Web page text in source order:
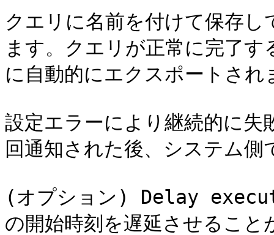
クエリに名前を付けて保存
ます。クエリが正常に完了
に自動的にエクスポートされ
設定エラーにより継続的に
回通知された後、システム
(オプション) Delay
の開始時刻を遅延させること